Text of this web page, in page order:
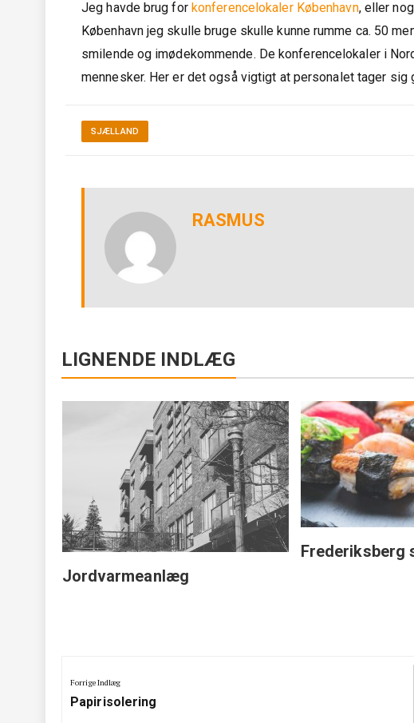
Jeg havde brug for konferencelokaler København, eller
København jeg skulle bruge skulle kunne rumme ca. 50
smilende og imødekommende. De konferencelokaler i
mennesker. Her er det også vigtigt at personalet tager sig
SJÆLLAND
RASMUS
LIGNENDE INDLÆG
Jordvarmeanlæg
Frederiksberg
Forrige Indlæg
Previous
Papirisolering